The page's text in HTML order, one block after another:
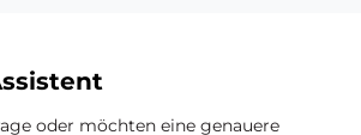
oder möchten eine genauere